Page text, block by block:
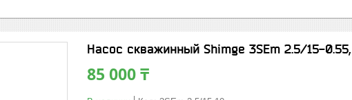
Насос скважинный Shimge 3SEm 2.5/15-
85 000 ₸